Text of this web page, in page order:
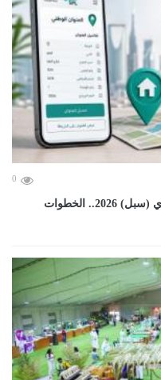
0
تحديث العنوان الوطني في البريد السعودي (سبل) 2026.. الخطوات